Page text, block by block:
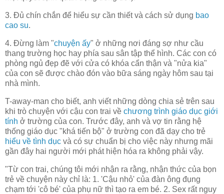
3. Đủ chín chắn để hiểu sự cần thiết và cách sử dụng bao
cao su.
4. Đừng làm "chuyện ấy" ở những nơi đáng sợ như cầu
thang trường học hay phía sau sân tập thể hình. Các con có
phòng ngủ đẹp đẽ với cửa có khóa cẩn thận và "nửa kia"
của con sẽ được chào đón vào bữa sáng ngày hôm sau tại
nhà mình.
T-away-man cho biết, anh viết những dòng chia sẻ trên sau
khi trò chuyện với cậu con trai về chương trình giáo dục giới
tính ở trường của con. Trước đây, anh và vợ tin rằng hệ
thống giáo dục "khá tiến bộ" ở trường con đã dạy cho trẻ
hiểu về tình dục và có sự chuẩn bị cho việc này nhưng mãi
gần đây hai người mới phát hiện hóa ra không phải vậy.
"Từ con trai, chúng tôi mới nhận ra rằng, nhận thức của bọn
trẻ về chuyện này chỉ là: 1. 'Cậu nhỏ' của đàn ông đụng
chạm tới 'cô bé' của phụ nữ thì tạo ra em bé. 2. Sex rất nguy